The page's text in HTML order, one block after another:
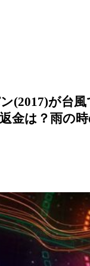
(2017)が台
金は？雨の